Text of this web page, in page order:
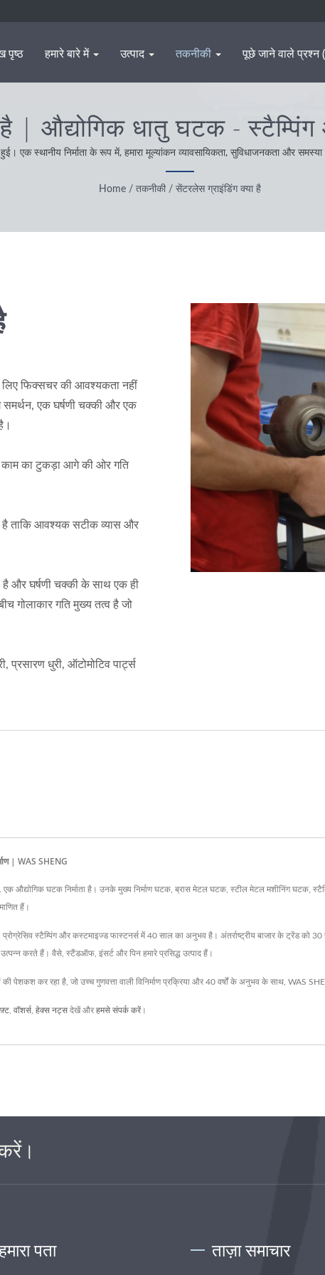
पृष्ठ हमारे बारे में उत्पाद तकनीकी पूछे जाने वाले प्रश्न
| औद्योगिक धातु घटक - स्टैम्पिंग
SHENG
स्थानीय निर्माता के रूप में, हमारा मूल्यांकन व्यावसायिकता, सुविधाजनकता और समस्या
व्यावहारिकता और विश्वसनीय दृष्टिकोण के साथ कार्य करते हैं और सर्वश्रेष्ठ सेवा और
Home / तकनीकी / सेंटरलेस ग्राइंडिंग क्या है
फिक्सचर की आवश्यकता नहीं
समर्थन, एक घर्षणी चक्की और एक
काम का टुकड़ा आगे की ओर गति
है ताकि आवश्यक सटीक व्यास और
है और घर्षणी चक्की के साथ एक ही
गोलाकार गति मुख्य तत्व है जो
धुरी, ऑटोमोटिव पार्ट्स
| WAS SHENG
औद्योगिक घटक निर्माता है। उनके मुख्य निर्माण घटक, ब्रास मेटल घटक, स्टील मेटल मशीनिंग घटक,
हैं।
स्टैम्पिंग और कस्टमाइज्ड फास्टनर्स में 40 साल का अनुभव है। अंतर्राष्ट्रीय बाजार के ट्रेंड को
उत्पन्न करते हैं। वैसे, स्टैंडऑफ, इंसर्ट और पिन हमारे प्रसिद्ध उत्पाद हैं।
पेशकश कर रहा है, जो उच्च गुणवत्ता वाली विनिर्माण प्रक्रिया और 40 वर्षों के अनुभव के साथ, WAS
वॉशर्स हेक्स नट्स देखें औरहमसे संपर्क करें।
पता ताज़ा समाचार